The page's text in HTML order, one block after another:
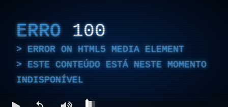
ERRO 100
ERROR ON HTML5 MEDIA ELEMENT
ESTE CONTEÚDO ESTÁ NESTE MOMENTO
INDISPONÍVEL